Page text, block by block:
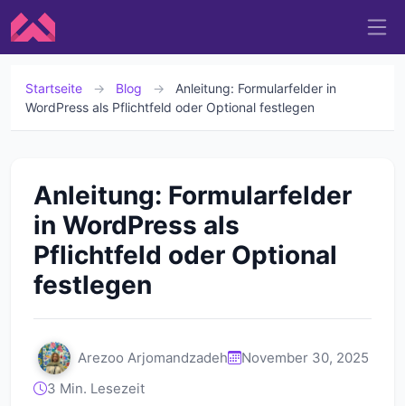
Startseite → Blog →
Anleitung: Formularfelder in
WordPress als Pflichtfeld oder Optional festlegen
Anleitung: Formularfelder
in WordPress als
Pflichtfeld oder Optional
festlegen
Arezoo Arjomandzadeh
November 30, 2025
3 Min. Lesezeit